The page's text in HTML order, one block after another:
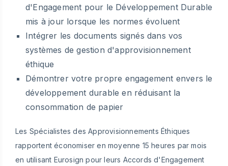
d'Engagement pour le Développement Durable
mis à jour lorsque les normes évoluent
Intégrer les documents signés dans vos
systèmes de gestion d'approvisionnement
éthique
Démontrer votre propre engagement envers le
développement durable en réduisant la
consommation de papier
Les Spécialistes des Approvisionnements Éthiques
rapportent économiser en moyenne 15 heures par mois
en utilisant Eurosign pour leurs Accords d'Engagement